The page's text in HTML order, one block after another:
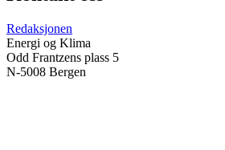
Redaksjonen
Energi og Klima
Odd Frantzens plass 5
N-5008 Bergen